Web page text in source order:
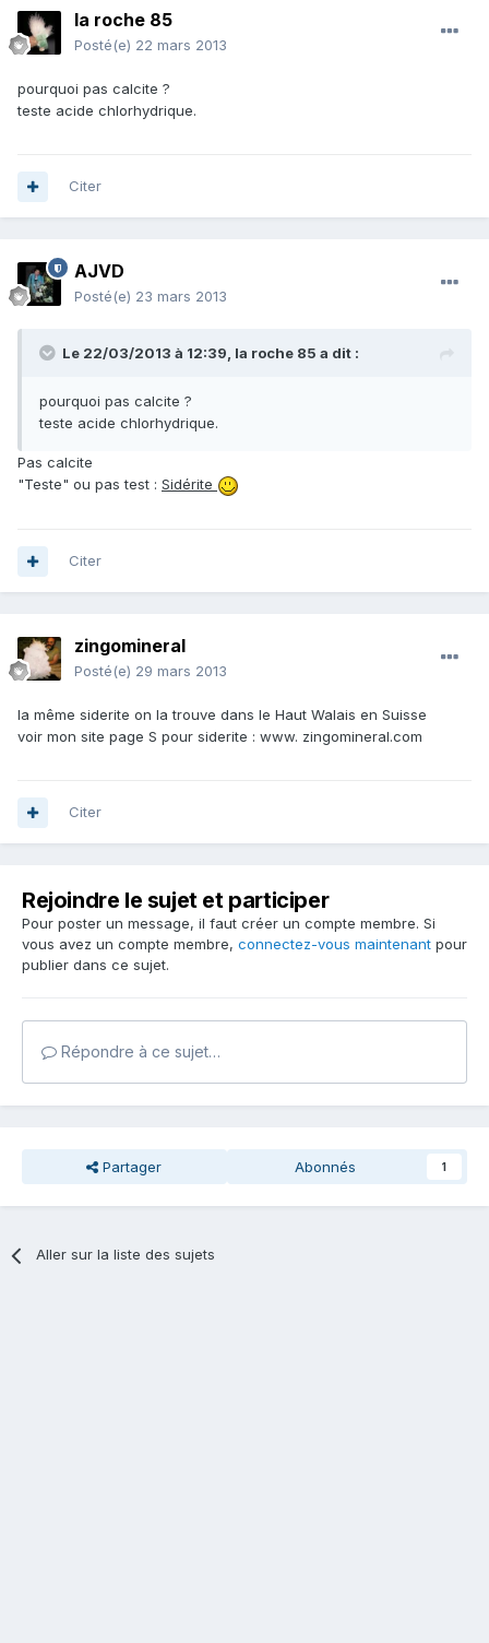
la roche 85
Posté(e) 22 mars 2013
pourquoi pas calcite ?
teste acide chlorhydrique.
Citer
AJVD
Posté(e) 23 mars 2013
Le 22/03/2013 à 12:39, la roche 85 a dit :
pourquoi pas calcite ?
teste acide chlorhydrique.
Pas calcite
"Teste" ou pas test : Sidérite
Citer
zingomineral
Posté(e) 29 mars 2013
la même siderite on la trouve dans le Haut Walais en Suisse
voir mon site page S pour siderite : www. zingomineral.com
Citer
Rejoindre le sujet et participer
Pour poster un message, il faut créer un compte membre. Si
vous avez un compte membre, connectez-vous maintenant pour
publier dans ce sujet.
Répondre à ce sujet…
Partager Abonnés 1
Aller sur la liste des sujets